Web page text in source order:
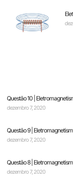
Questão 10 |
dezembro 7, 2020
Questão 9 |
dezembro 7, 2020
Questão 8 |
dezembro 7, 2020